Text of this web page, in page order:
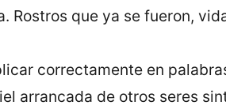
Rostros que ya se fueron,
correctamente en
arrancada de otros seres